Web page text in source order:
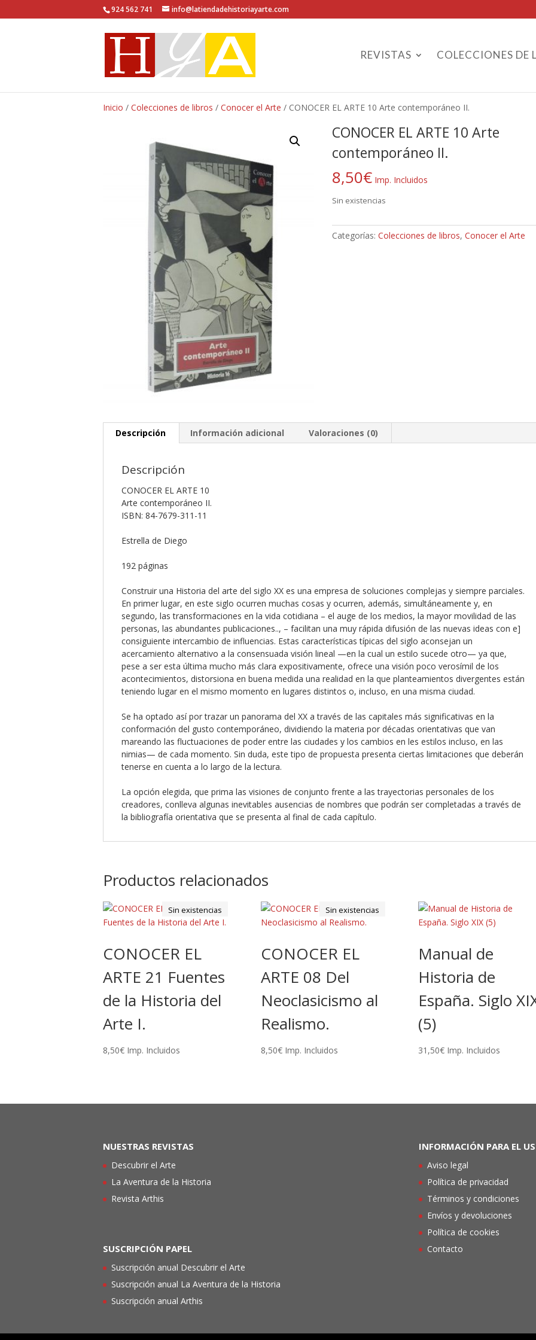
924 562 741 info@latiendadehistoriayarte.com
REVISTAS COLECCIONES DE
Inicio / Colecciones de libros / Conocer el Arte / CONOCER EL ARTE 10 Arte contemporáneo II.
CONOCER EL ARTE 10 Arte
contemporáneo II.
8,50€ Imp. Incluidos
Sin existencias
Categorías: Colecciones de libros, Conocer el Arte
Descripción Información adicional Valoraciones (0)
Descripción
CONOCER EL ARTE 10
Arte contemporáneo II.
ISBN: 84-7679-311-11
Estrella de Diego
192 páginas
Construir una Historia del arte del siglo XX es una empresa de soluciones complejas y siempre parciales.
En primer lugar, en este siglo ocurren muchas cosas y ocurren, además, simultáneamente y, en
segundo, las transformaciones en la vida cotidiana – el auge de los medios, la mayor movilidad de las
personas, las abundantes publicaciones.., – facilitan una muy rápida difusión de las nuevas ideas con e]
consiguiente intercambio de influencias. Estas características típicas del siglo aconsejan un
acercamiento alternativo a la consensuada visión lineal —en la cual un estilo sucede otro— ya que,
pese a ser esta última mucho más clara expositivamente, ofrece una visión poco verosímil de los
acontecimientos, distorsiona en buena medida una realidad en la que planteamientos divergentes están
teniendo lugar en el mismo momento en lugares distintos o, incluso, en una misma ciudad.
Se ha optado así por trazar un panorama del XX a través de las capitales más significativas en la
conformación del gusto contemporáneo, dividiendo la materia por décadas orientativas que van
mareando las fluctuaciones de poder entre las ciudades y los cambios en les estilos incluso, en las
nimias— de cada momento. Sin duda, este tipo de propuesta presenta ciertas limitaciones que deberán
tenerse en cuenta a lo largo de la lectura.
La opción elegida, que prima las visiones de conjunto frente a las trayectorias personales de los
creadores, conlleva algunas inevitables ausencias de nombres que podrán ser completadas a través de
la bibliografía orientativa que se presenta al final de cada capítulo.
Productos relacionados
CONOCER EL
ARTE 21 Fuentes
de la Historia del
Arte I.
8,50€ Imp. Incluidos
Sin existencias
CONOCER EL
ARTE 08 Del
Neoclasicismo al
Realismo.
8,50€ Imp. Incluidos
Sin existencias
Manual de
Historia de
España. Siglo
(5)
31,50€ Imp. Incluidos
NUESTRAS REVISTAS
Descubrir el Arte
La Aventura de la Historia
Revista Arthis
SUSCRIPCIÓN PAPEL
Suscripción anual Descubrir el Arte
Suscripción anual La Aventura de la Historia
Suscripción anual Arthis
INFORMACIÓN PARA EL
Aviso legal
Política de privacidad
Términos y condiciones
Envíos y devoluciones
Política de cookies
Contacto